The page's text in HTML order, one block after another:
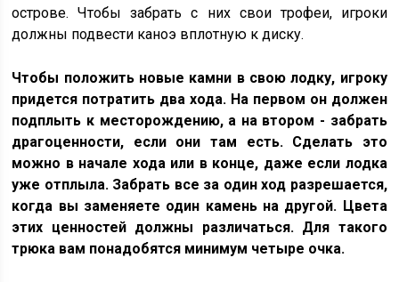
острове. Чтобы забрать с них свои трофеи, игроки
должны подвести каноэ вплотную к диску.
Чтобы положить новые камни в свою лодку, игроку
придется потратить два хода. На первом он должен
подплыть к месторождению, а на втором - забрать
драгоценности, если они там есть. Сделать это
можно в начале хода или в конце, даже если лодка
уже отплыла. Забрать все за один ход разрешается,
когда вы заменяете один камень на другой. Цвета
этих ценностей должны различаться. Для такого
трюка вам понадобятся минимум четыре очка.